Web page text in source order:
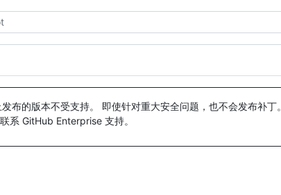
发布的版本不受支持。 即使针对重大安全问题，也不会发布补
系 GitHub Enterprise 支持。